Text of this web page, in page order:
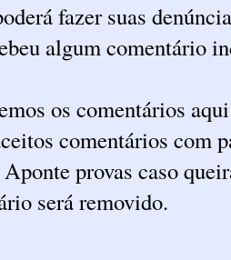
fazer suas
algum comentário
os comentários
comentários com
provas caso
será removido.